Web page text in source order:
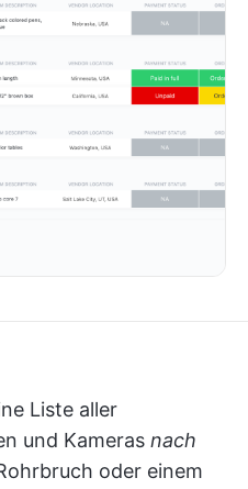
Liste aller
und Kameras nach
oder einem